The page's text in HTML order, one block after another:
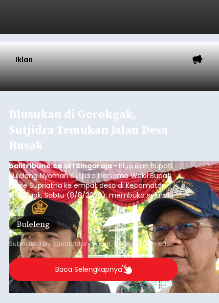
Iklan
Blusukan di Gerokgak,
Sutjidra Temukan Jalan Desa
Rusak
balitribune.co.id I Singaraja - Blusukan Bupati
Buleleng Nyoman Sutjidra bersama Wakil Bupati
Gede Supriatna ke empat desa di Kecamatan
Gerokgak, Sabtu (8/8/2026), membuka sejumlah
persoalan yang masih dihadapi masyarakat. Dari
jalan desa yang rusak hingga potensi pertanian
yang belum optimal, semuanya menjadi
perhatian pemerintah daerah.
Buleleng
Submitted bycontributoronSun, 08/09/2026 - 18:16
Baca Selengkapnya